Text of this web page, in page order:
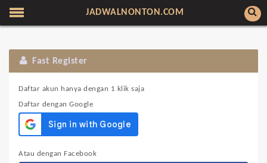
JADWALNONTON.COM
Fast Register
Daftar akun hanya dengan 1 klik saja
Daftar dengan Google
Atau dengan Facebook